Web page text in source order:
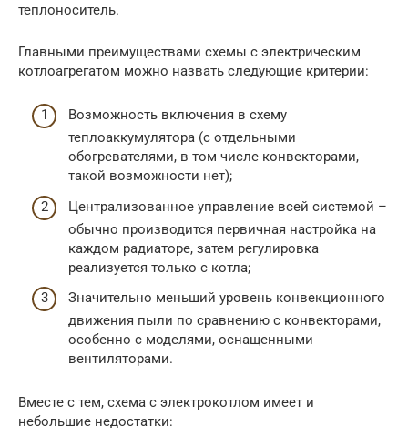
теплоноситель.
Главными преимуществами схемы с электрическим
котлоагрегатом можно назвать следующие критерии:
Возможность включения в схему
теплоаккумулятора (с отдельными
обогревателями, в том числе конвекторами,
такой возможности нет);
Централизованное управление всей системой –
обычно производится первичная настройка на
каждом радиаторе, затем регулировка
реализуется только с котла;
Значительно меньший уровень конвекционного
движения пыли по сравнению с конвекторами,
особенно с моделями, оснащенными
вентиляторами.
Вместе с тем, схема с электрокотлом имеет и
небольшие недостатки: